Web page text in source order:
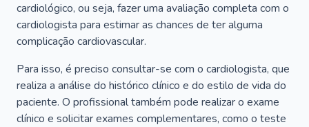
cardiológico, ou seja, fazer uma avaliação completa com o
cardiologista para estimar as chances de ter alguma
complicação cardiovascular.
Para isso, é preciso consultar-se com o cardiologista, que
realiza a análise do histórico clínico e do estilo de vida do
paciente. O profissional também pode realizar o exame
clínico e solicitar exames complementares, como o teste